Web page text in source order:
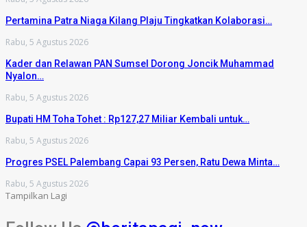
Pertamina Patra Niaga Kilang Plaju Tingkatkan Kolaborasi…
Rabu, 5 Agustus 2026
Kader dan Relawan PAN Sumsel Dorong Joncik Muhammad
Nyalon…
Rabu, 5 Agustus 2026
Bupati HM Toha Tohet : Rp127,27 Miliar Kembali untuk…
Rabu, 5 Agustus 2026
Progres PSEL Palembang Capai 93 Persen, Ratu Dewa Minta…
Rabu, 5 Agustus 2026
Tampilkan Lagi